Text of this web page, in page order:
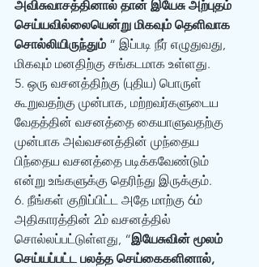
அவிசுவாசத்தினால் தான் இயேசு அற்புதம்
செய்யவில்லையென்று மிகவும் தெளிவாக
சொல்லியிருந்தும் ” இப்படி நீர் எழுதுவது,
மிகவும் மனதிற்கு சங்கடமாக உள்ளது.
5. ஒரு வசனத்திற்கு (புதிய) பொருள்
கூறுவதற்கு முன்பாக, மற்றவர்களுடைய
வேதத்தின் வசனத்தை கையாளுவதற்கு
முன்பாக அவ்வசனத்தின் முந்தைய
பிந்தைய வசனத்தை படிக்கவேண்டும்
என்று உங்களுக்கு தெரிந்து இருக்கும்.
6. நீங்கள் குறிப்பிட்ட அதே மாற்கு 6ம்
அதிகாரத்தின் 2ம் வசனத்தில்
சொல்லப்பட்டுள்ளது, “இயேசுவின் மூலம்
செய்யப்பட்ட பலத்த செய்கைகளினால்,